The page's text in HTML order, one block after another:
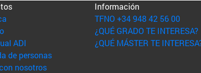
(abre en nueva ventana)
(abre en nueva ventana)
ADI (abre en nueva ventana)
de personas(abre en nueva ventana)
nosotros(abre en nueva ventana)
Información
TFNO +34 948 42 56 00
¿QUÉ GRADO TE INTERESA?
¿QUÉ MÁSTER TE